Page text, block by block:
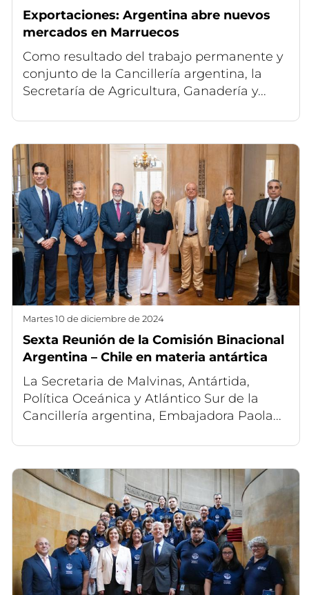
Exportaciones: Argentina abre nuevos
mercados en Marruecos
Como resultado del trabajo permanente y
conjunto de la Cancillería argentina, la
Secretaría de Agricultura, Ganadería y...
martes 10 de diciembre de 2024
Sexta Reunión de la Comisión Binacional
Argentina – Chile en materia antártica
La Secretaria de Malvinas, Antártida,
Política Oceánica y Atlántico Sur de la
Cancillería argentina, Embajadora Paola...